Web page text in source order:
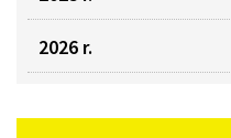
2026 r.